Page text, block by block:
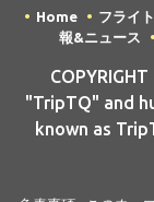
Home フライト
報&ニュース
"TripTQ" and
known as